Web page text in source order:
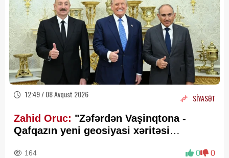
12:49 / 08 Avqust 2026 SİYASƏT
Zahid Oruc: "Zəfərdən Vaşinqtona -
Qafqazın yeni geosiyasi xəritəsi
164 0 0